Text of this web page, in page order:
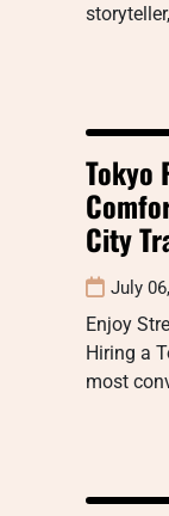
Tokyo
City
July
Enjoy
Hiring a
most